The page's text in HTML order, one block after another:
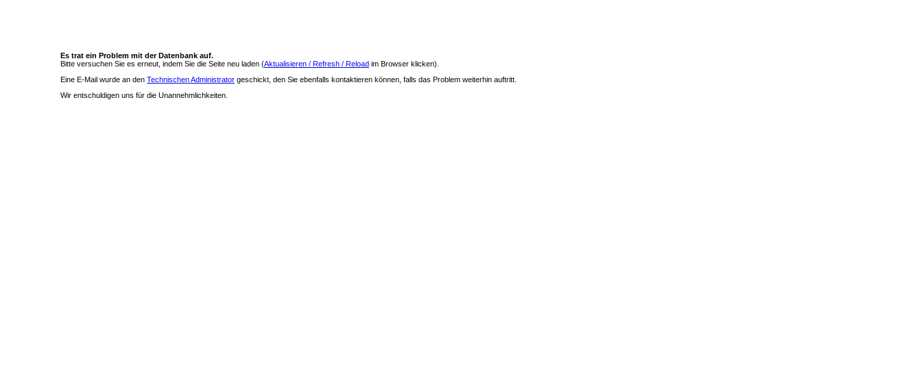
Es trat ein Problem mit der Datenbank auf.
Bitte versuchen Sie es erneut, indem Sie die Seite neu laden (Aktualisieren / Refresh / Reload im Browser klicken).
Eine E-Mail wurde an den Technischen Administrator geschickt, den Sie ebenfalls kontaktieren können, falls das Problem weiterhin auftritt.
Wir entschuldigen uns für die Unannehmlichkeiten.